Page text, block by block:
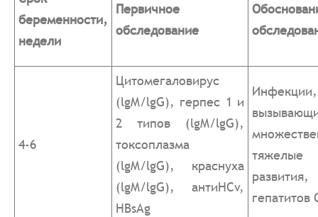
беременности,
недели
Первичное
обследование
4-6
Цитомегаловирус
(lgM/lgG), герпес 1 и
2 типов (lgM/lgG),
токсоплазма
(lgM/lgG), краснуха
(lgM/lgG), антиHCv,
HВsAg
Инфекции,
тяжелые
гепатитов